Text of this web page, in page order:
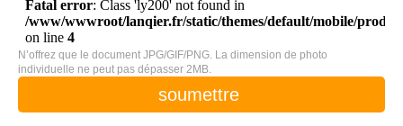
N’offrez que le document JPG/GIF/PNG. La dimension de photo
individuelle ne peut pas dépasser 2MB.